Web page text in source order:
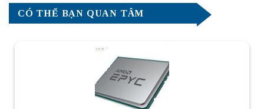
CÓ THỂ BẠN QUAN TÂM